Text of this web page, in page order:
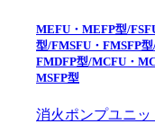
MEFU・MEFP型/
型/FMSFU・FMSFP型
FMDFP型/MCFU・
MSFP型
消火ポンプユニッ